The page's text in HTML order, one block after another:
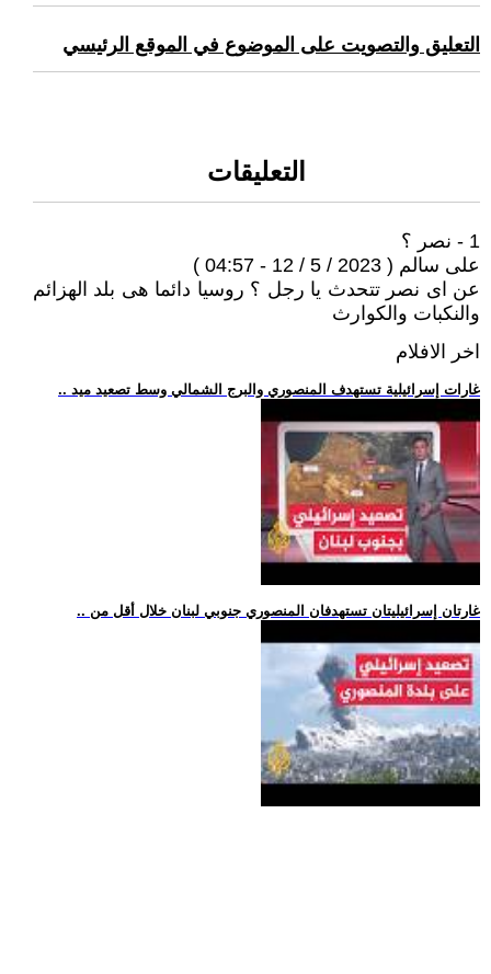
التعليق والتصويت على الموضوع في الموقع الرئيسي
التعليقات
1 - نصر ؟
على سالم ( 2023 / 5 / 12 - 04:57 )
عن اى نصر تتحدث يا رجل ؟ روسيا دائما هى بلد الهزائم
والنكبات والكوارث
اخر الافلام
.. غارات إسرائيلية تستهدف المنصوري والبرج الشمالي وسط تصعيد ميد
.. غارتان إسرائيليتان تستهدفان المنصوري جنوبي لبنان خلال أقل من